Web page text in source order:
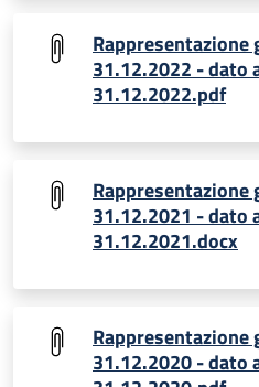
31.12.2022 - dato
31.12.2022.pdf
31.12.2021 - dato
31.12.2021.docx
31.12.2020 - dato